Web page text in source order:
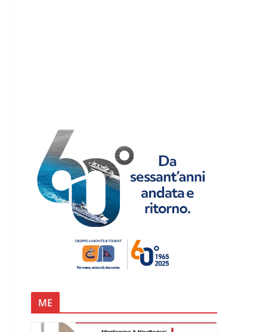
ME